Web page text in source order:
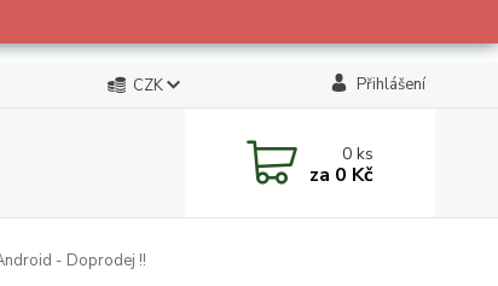
CZK Přihlášení
0ks
za 0 Kč
- Doprodej !!